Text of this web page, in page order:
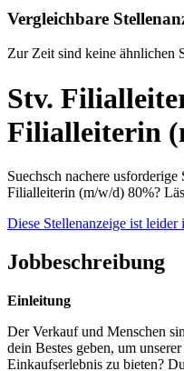
Vergleichbare
Zur Zeit sind keine ähnlichen
Stv.
Filialleiterin
Suechsch nachere
Filialleiterin (m/w/d) 80%?
Diese Stellenanzeige ist leider
Jobbeschreibung
Einleitung
Der Verkauf und Menschen
dein Bestes geben, um
Einkaufserlebnis zu bieten?